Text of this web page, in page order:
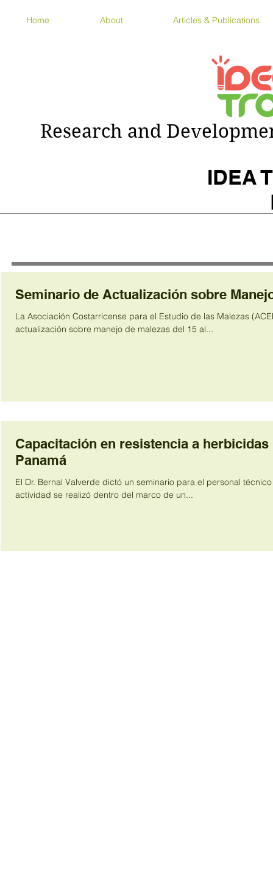
Home About Articles & Publications
Research and
IDEA
Seminario de Actualización sobre
La Asociación Costarricense para el Estudio de las Malezas
actualización sobre manejo de malezas del 15 al...
Capacitación en resistencia a herbicidas
Panamá
El Dr. Bernal Valverde dictó un seminario para el personal técnico
actividad se realizó dentro del marco de un...